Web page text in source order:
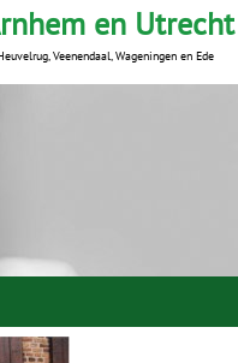
en Utrecht
Veenendaal, Wageningen en Ede